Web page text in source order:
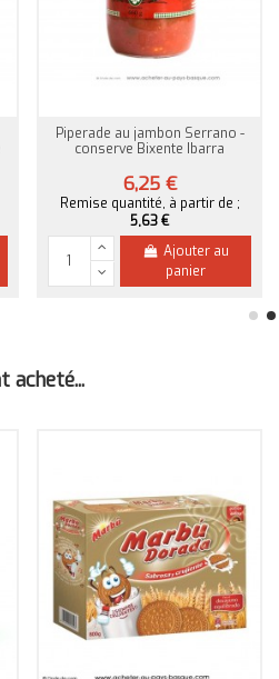
Piperade au jambon Serrano -
conserve Bixente Ibarra
6,25 €
Remise quantité, à partir de ;
5,63 €
Ajouter au
panier
acheté...